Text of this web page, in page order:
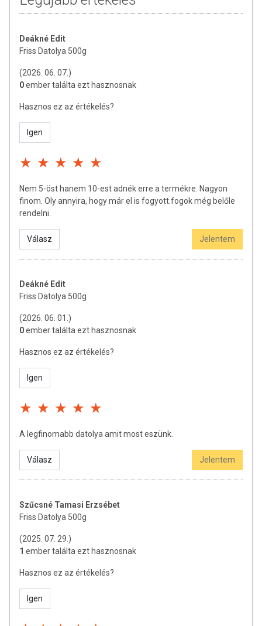
TOVÁBBI TUDNIVALÓK
Tárolás:Száraz, hűvös helyen tartandó.
Származási hely:
Az oldalon található információk folyamatosan frissülnek, törekszünk a
naprakészségre. Azonban kérjük, vegye figyelembe, hogy a
információk) csupán tájékoztató jellegűek, a tényleges értékek az
aktuális információkat mindig a termék csomagolásán találja meg.
Deákné Edit
Friss Datolya 500g
(2026. 06. 07.)
0ember találta ezt hasznosnak
Hasznos ez az értékelés?
Igen
Nem 5-öst hanem 10-est adnék erre a termékre. Nagyon
finom. Oly annyira, hogy már el is fogyott.fogok még belőle
rendelni.
Válasz Jelentem
Deákné Edit
Friss Datolya 500g
(2026. 06. 01.)
0ember találta ezt hasznosnak
Hasznos ez az értékelés?
Igen
A legfinomabb datolya amit most eszünk.
Válasz Jelentem
Szűcsné Tamasi Erzsébet
Friss Datolya 500g
(2025. 07. 29.)
1 ember találta ezt hasznosnak
Hasznos ez az értékelés?
Igen